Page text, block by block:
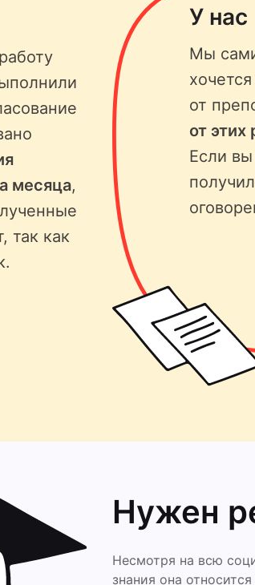
месяца,
так как
У нас
Мы
от
от этих
Если
Нужен
Несмотря на всю
знания она